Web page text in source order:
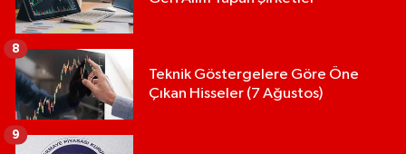
Teknik Göstergelere Göre Öne
Çıkan Hisseler (7 Ağustos)
8
9